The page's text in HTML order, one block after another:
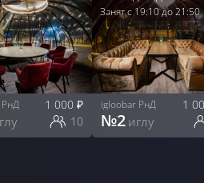
Занят с19:10до21:50
igloobar РнД 1
№2 иглу
РнД 1 000 ₽
10